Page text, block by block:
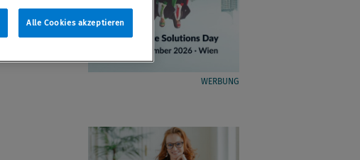
WERBUNG
Alle Cookies akzeptieren